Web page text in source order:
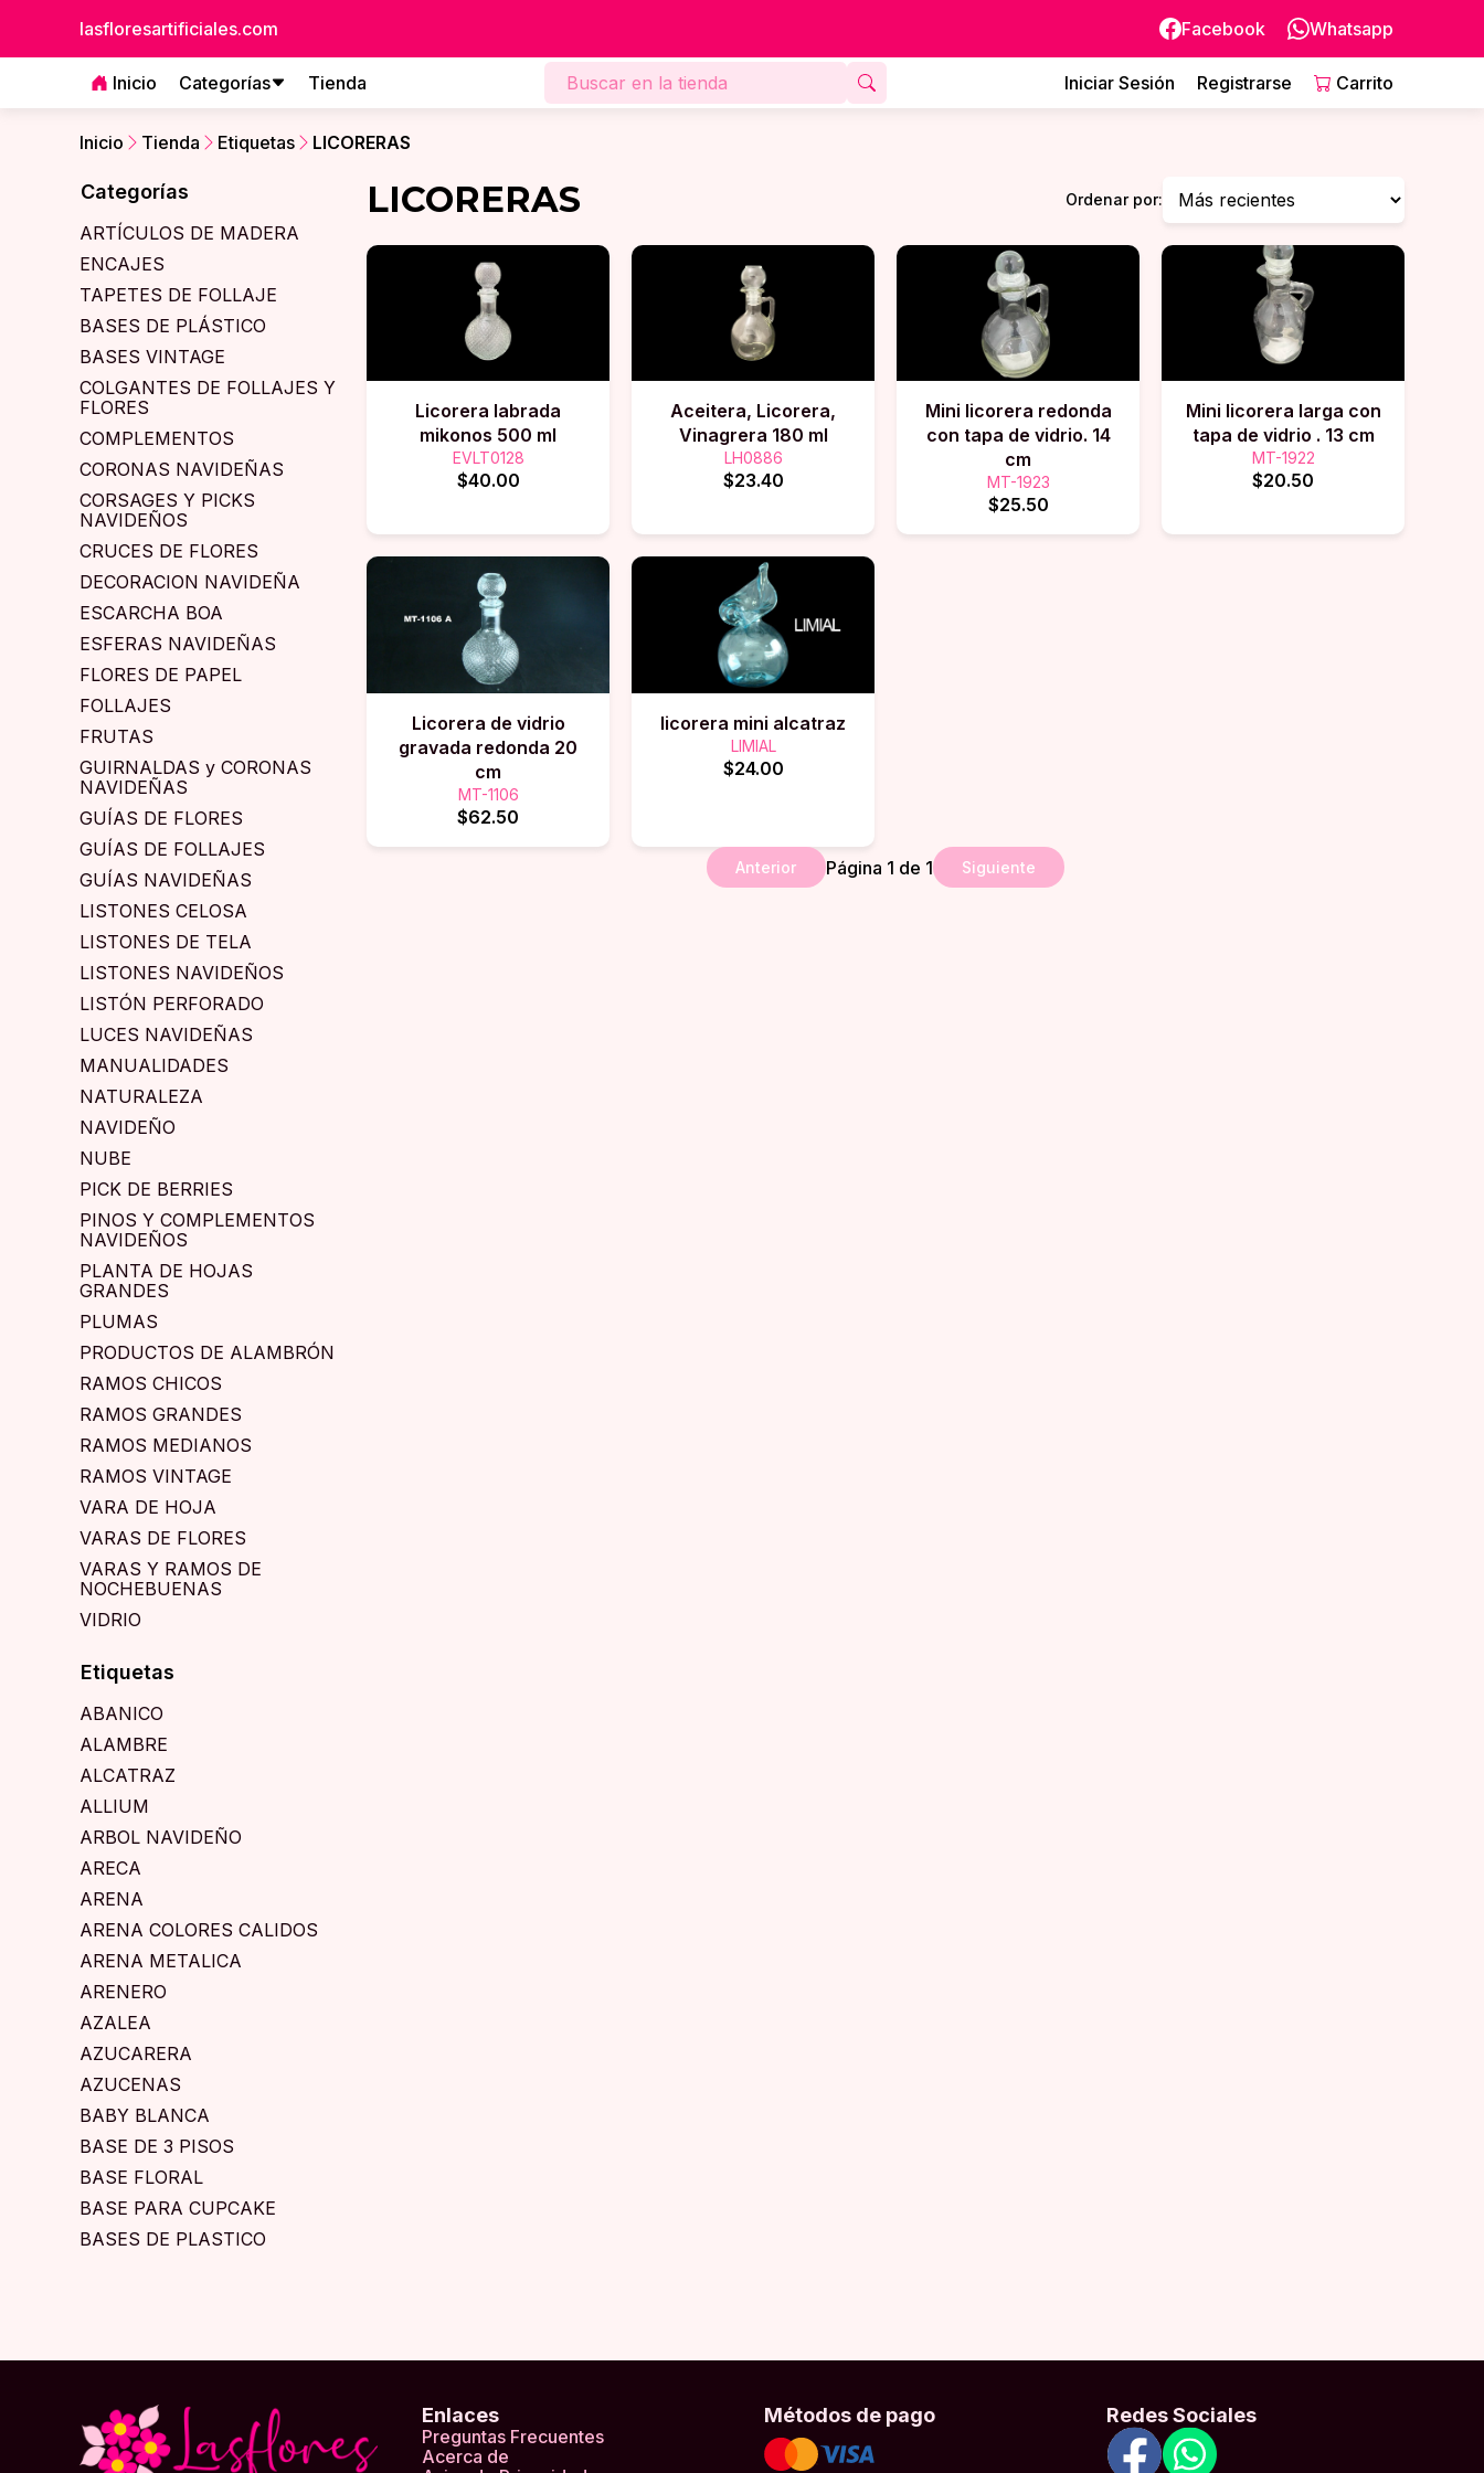
lasfloresartificiales.com Facebook Whatsapp
Inicio Categorías Tienda Iniciar Sesión Registrarse Carrito
Inicio Tienda Etiquetas LICORERAS
Categorías
ARTÍCULOS DE MADERA
ENCAJES
TAPETES DE FOLLAJE
BASES DE PLÁSTICO
BASES VINTAGE
COLGANTES DE FOLLAJES Y
FLORES
COMPLEMENTOS
CORONAS NAVIDEÑAS
CORSAGES Y PICKS
NAVIDEÑOS
CRUCES DE FLORES
DECORACION NAVIDEÑA
ESCARCHA BOA
ESFERAS NAVIDEÑAS
FLORES DE PAPEL
FOLLAJES
FRUTAS
GUIRNALDAS y CORONAS
NAVIDEÑAS
GUÍAS DE FLORES
GUÍAS DE FOLLAJES
GUÍAS NAVIDEÑAS
LISTONES CELOSA
LISTONES DE TELA
LISTONES NAVIDEÑOS
LISTÓN PERFORADO
LUCES NAVIDEÑAS
MANUALIDADES
NATURALEZA
NAVIDEÑO
NUBE
PICK DE BERRIES
PINOS Y COMPLEMENTOS
NAVIDEÑOS
PLANTA DE HOJAS
GRANDES
PLUMAS
PRODUCTOS DE ALAMBRÓN
RAMOS CHICOS
RAMOS GRANDES
RAMOS MEDIANOS
RAMOS VINTAGE
VARA DE HOJA
VARAS DE FLORES
VARAS Y RAMOS DE
NOCHEBUENAS
VIDRIO
Etiquetas
ABANICO
ALAMBRE
ALCATRAZ
ALLIUM
ARBOL NAVIDEÑO
ARECA
ARENA
ARENA COLORES CALIDOS
ARENA METALICA
ARENERO
AZALEA
AZUCARERA
AZUCENAS
BABY BLANCA
BASE DE 3 PISOS
BASE FLORAL
BASE PARA CUPCAKE
BASES DE PLASTICO
BOLA NATURAL
BOLSAS
BOLSAS MEDIANA
LICORERAS Ordenar por:
Licorera labrada
mikonos 500 ml
EVLT0128
$40.00
Aceitera, Licorera,
Vinagrera 180 ml
LH0886
$23.40
Mini licorera redonda
con tapa de vidrio. 14
cm
MT-1923
$25.50
Mini licorera larga con
tapa de vidrio . 13 cm
MT-1922
$20.50
Licorera de vidrio
gravada redonda 20
cm
MT-1106
$62.50
licorera mini alcatraz
LIMIAL
$24.00
Anterior Página 1 de 1 Siguiente
Enlaces
Preguntas Frecuentes
Acerca de
Métodos de pago Redes Sociales